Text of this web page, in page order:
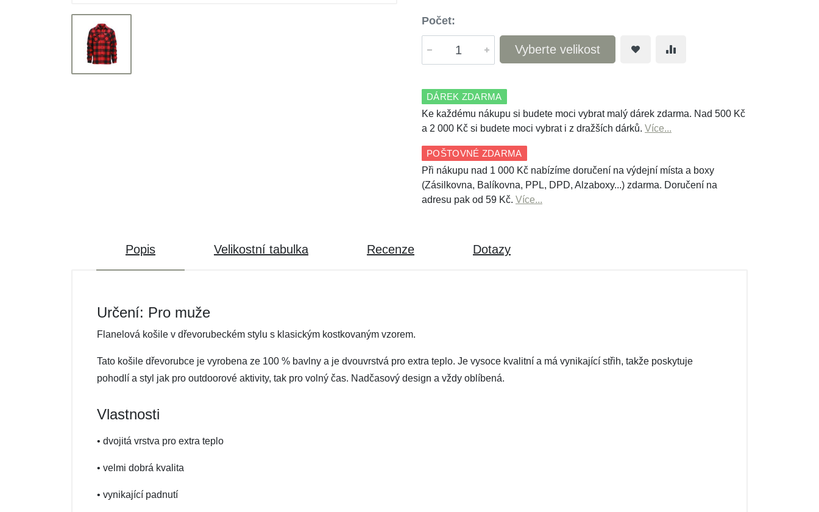
Počet:
Vyberte velikost
DÁREK ZDARMA
Ke každému nákupu si budete moci vybrat malý dárek zdarma. Nad 500 Kč
a 2 000 Kč si budete moci vybrat i z dražších dárků. Více...
POŠTOVNÉ ZDARMA
Při nákupu nad 1 000 Kč nabízíme doručení na výdejní místa a boxy
(Zásilkovna, Balíkovna, PPL, DPD, Alzaboxy...) zdarma. Doručení na
adresu pak od 59 Kč. Více...
Popis Velikostní tabulka Recenze Dotazy
Určení: Pro muže
Flanelová košile v dřevorubeckém stylu s klasickým kostkovaným vzorem.
Tato košile dřevorubce je vyrobena ze 100 % bavlny a je dvouvrstvá pro extra teplo. Je vysoce kvalitní a má vynikající střih, takže poskytuje
pohodlí a styl jak pro outdoorové aktivity, tak pro volný čas. Nadčasový design a vždy oblíbená.
Vlastnosti
• dvojitá vrstva pro extra teplo
• velmi dobrá kvalita
• vynikající padnutí